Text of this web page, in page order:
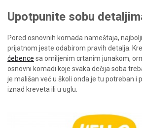
Upotpunite sobu
Pored osnovnih komada nameštaja,
prijatnom jeste odabirom pravih detalja.
ćebence sa omiljenim crtanim junakom,
osnovni komadi koje svaka dečija soba
je mališan već u školi onda je tu potreban i
iznad kreveta ili u uglu.